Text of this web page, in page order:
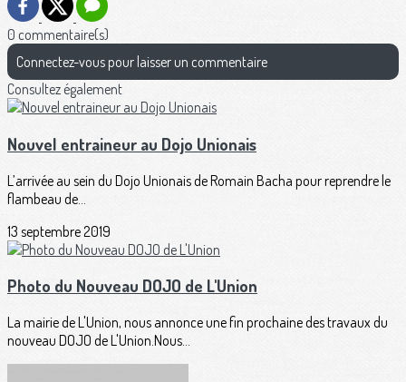
0 commentaire(s)
Connectez-vous pour laisser un commentaire
Consultez également
Nouvel entraineur au Dojo Unionais
L’arrivée au sein du Dojo Unionais de Romain Bacha pour reprendre le
flambeau de...
13 septembre 2019
Photo du Nouveau DOJO de L'Union
La mairie de L'Union, nous annonce une fin prochaine des travaux du
nouveau DOJO de L'Union.Nous...